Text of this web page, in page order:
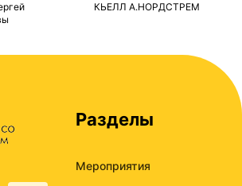
КЬЕЛЛ А.НОРДСТРЕМ
Разделы
Мероприятия